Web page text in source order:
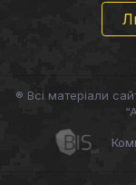
® Всі матеріали